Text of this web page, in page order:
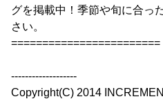
グを掲載中！季節や旬に合っ
さい。
========================
-------------------
Copyright(C) 2014